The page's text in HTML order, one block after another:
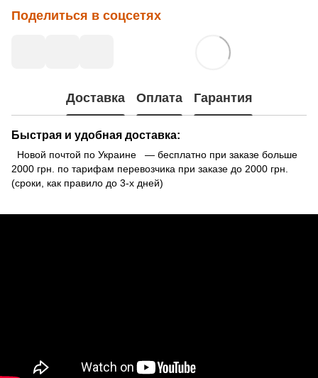
Поделиться в соцсетях
Доставка Оплата Гарантия
Быстрая и удобная доставка:
Новой почтой по Украине — бесплатно при заказе больше
2000 грн. по тарифам перевозчика при заказе до 2000 грн.
(сроки, как правило до 3-х дней)